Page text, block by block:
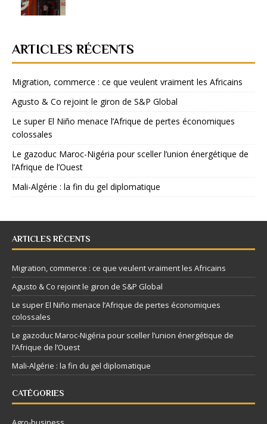
ARTICLES RÉCENTS
Migration, commerce : ce que veulent vraiment les Africains
Agusto & Co rejoint le giron de S&P Global
Le super El Niño menace l’Afrique de pertes économiques
colossales
Le gazoduc Maroc-Nigéria pour sceller l’union énergétique de
l’Afrique de l’Ouest
Mali-Algérie : la fin du gel diplomatique
ARTICLES RÉCENTS
Migration, commerce : ce que veulent vraiment les Africains
Agusto & Co rejoint le giron de S&P Global
Le super El Niño menace l’Afrique de pertes économiques
colossales
Le gazoduc Maroc-Nigéria pour sceller l’union énergétique de
l’Afrique de l’Ouest
Mali-Algérie : la fin du gel diplomatique
CATÉGORIES